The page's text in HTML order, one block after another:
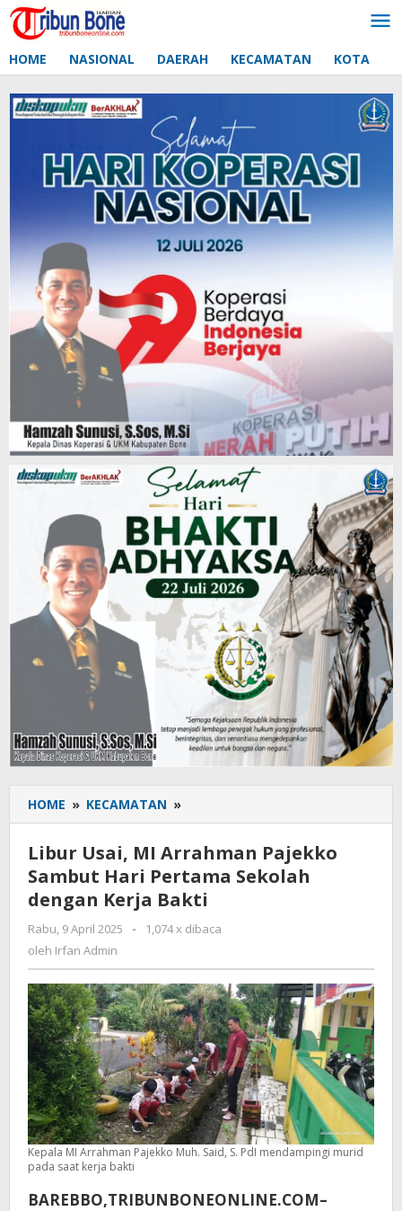
Lewati
ke
HOME NASIONAL DAERAH KECAMATAN KOTA
HOME » KECAMATAN »
Usai,
Arrahman
Pajekko
Sambut
Pertama
dengan
Kerja
Bakti
Libur Usai, MI Arrahman Pajekko
Sambut Hari Pertama Sekolah
dengan Kerja Bakti
Rabu, 9 April 2025
oleh
-
1,074 x dibaca
oleh Irfan Admin
Kepala MI Arrahman Pajekko Muh. Said, S. PdI mendampingi murid
pada saat kerja bakti
BAREBBO,TRIBUNBONEONLINE.COM–